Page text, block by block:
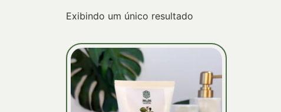
Exibindo um único resultado